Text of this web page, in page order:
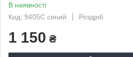
В наявності
Код: 9405С синий
Роздріб
1 150 ₴